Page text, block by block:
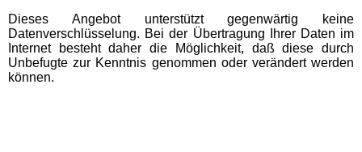
Dieses Angebot unterstützt gegenwärtig keine
Datenverschlüsselung. Bei der Übertragung Ihrer Daten im
Internet besteht daher die Möglichkeit, daß diese durch
Unbefugte zur Kenntnis genommen oder verändert werden
können.